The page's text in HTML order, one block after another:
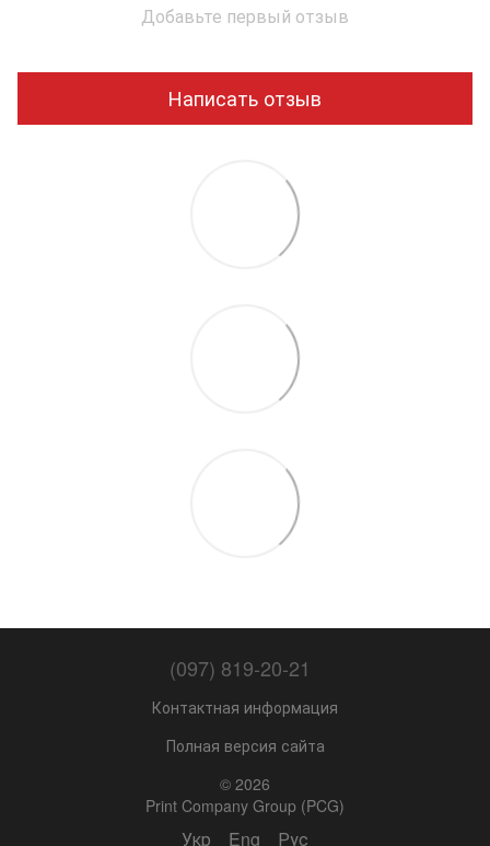
Добавьте первый отзыв
Написать отзыв
(097) 819-20-21
Контактная информация
Полная версия сайта
© 2026
Print Company Group (PCG)
Укр Eng Рус